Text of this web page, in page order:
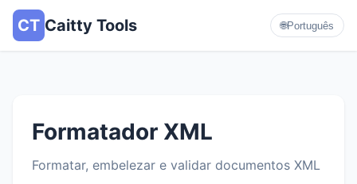
CT Caitty Tools 🌐Português
Formatador XML
Formatar, embelezar e validar documentos XML